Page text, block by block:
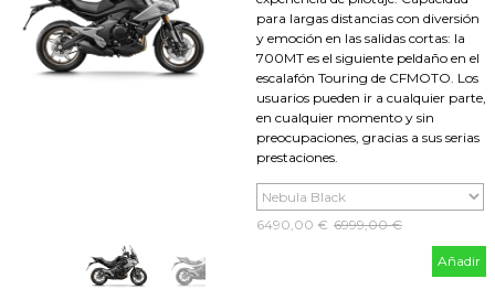
para largas distancias con diversión
y emoción en las salidas cortas: la
700MT es el siguiente peldaño en el
escalafón Touring de CFMOTO. Los
usuarios pueden ir a cualquier parte,
en cualquier momento y sin
preocupaciones, gracias a sus serias
prestaciones.
6490,00 € Precio sin descuento
6999,00 €
Añadir